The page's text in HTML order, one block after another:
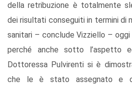
della retribuzione è totalmente
dei risultati conseguiti in termini di
sanitari – conclude Vizziello –
perché anche sotto l’aspetto
Dottoressa Pulvirenti si è
che le è stato assegnato e